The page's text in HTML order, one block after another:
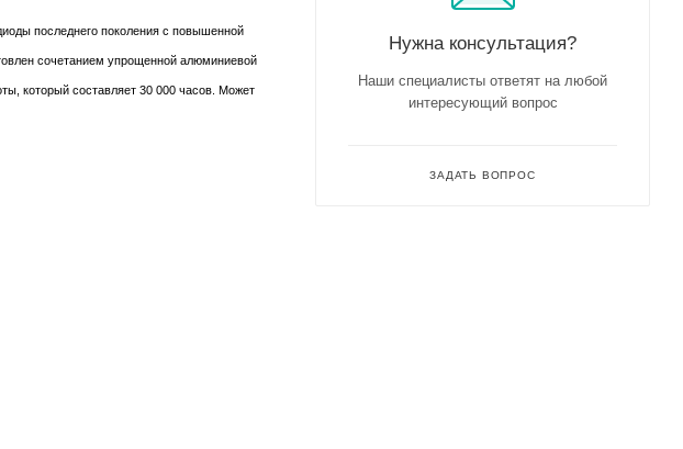
последнего поколения с повышенной
сочетанием упрощенной алюминиевой
который составляет 30 000 часов. Может
Нужна консультация?
Наши специалисты ответят на любой
интересующий вопрос
ЗАДАТЬ ВОПРОС